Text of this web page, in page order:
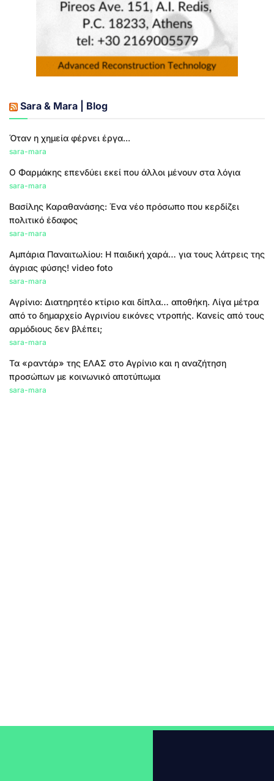
Sara & Mara | Blog
Όταν η χημεία φέρνει έργα...
sara-mara
Ο Φαρμάκης επενδύει εκεί που άλλοι μένουν στα λόγια
sara-mara
Βασίλης Καραθανάσης: Ένα νέο πρόσωπο που κερδίζει
πολιτικό έδαφος
sara-mara
Αμπάρια Παναιτωλίου: Η παιδική χαρά… για τους λάτρεις της
άγριας φύσης! video foto
sara-mara
Αγρίνιο: Διατηρητέο κτίριο και δίπλα… αποθήκη. Λίγα μέτρα
από το δημαρχείο Αγρινίου εικόνες ντροπής. Κανείς από τους
αρμόδιους δεν βλέπει;
sara-mara
Τα «ραντάρ» της ΕΛΑΣ στο Αγρίνιο και η αναζήτηση
προσώπων με κοινωνικό αποτύπωμα
sara-mara